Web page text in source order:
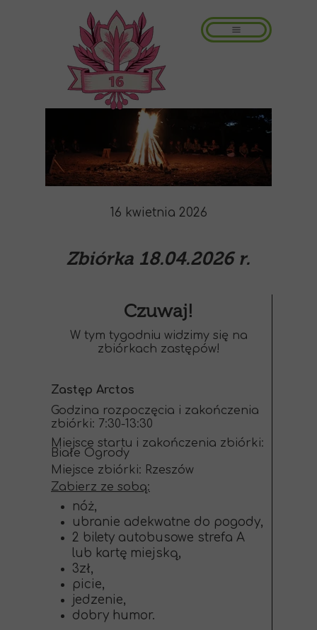
16 kwietnia 2026
Zbiórka 18.04.2026 r.
Czuwaj!
W tym tygodniu widzimy się na
zbiórkach zastępów!
Zastęp Arctos
Godzina rozpoczęcia i zakończenia
zbiórki: 7:30-13:30
Miejsce startu i zakończenia zbiórki:
Białe Ogrody
Miejsce zbiórki: Rzeszów
Zabierz ze sobą:
nóż,
ubranie adekwatne do pogody,
2 bilety autobusowe strefa A
lub kartę miejską,
3zł,
picie,
jedzenie,
dobry humor.